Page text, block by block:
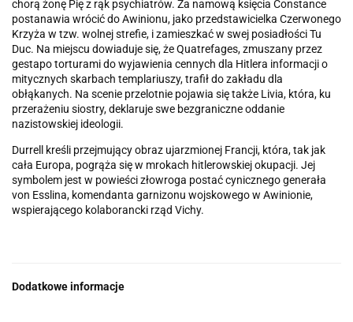
chorą żonę Pię z rąk psychiatrów. Za namową księcia Constance
postanawia wrócić do Awinionu, jako przedstawicielka Czerwonego
Krzyża w tzw. wolnej strefie, i zamieszkać w swej posiadłości Tu
Duc. Na miejscu dowiaduje się, że Quatrefages, zmuszany przez
gestapo torturami do wyjawienia cennych dla Hitlera informacji o
mitycznych skarbach templariuszy, trafił do zakładu dla
obłąkanych. Na scenie przelotnie pojawia się także Livia, która, ku
przerażeniu siostry, deklaruje swe bezgraniczne oddanie
nazistowskiej ideologii.
Durrell kreśli przejmujący obraz ujarzmionej Francji, która, tak jak
cała Europa, pogrąża się w mrokach hitlerowskiej okupacji. Jej
symbolem jest w powieści złowroga postać cynicznego generała
von Esslina, komendanta garnizonu wojskowego w Awinionie,
wspierającego kolaborancki rząd Vichy.
Dodatkowe informacje